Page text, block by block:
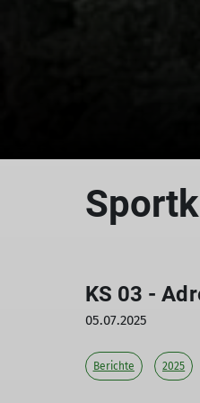
KS 03 -
05.07.2025
Berichte 2025